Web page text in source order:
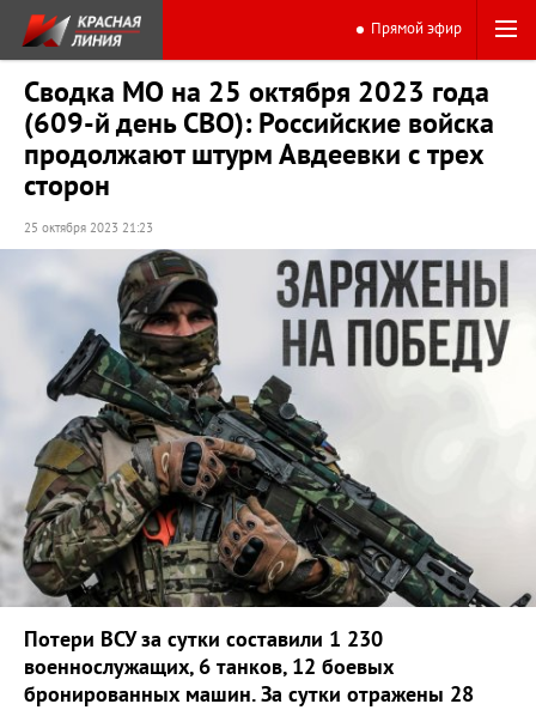
Прямой эфир
Сводка МО на 25 октября 2023 года
(609-й день СВО): Российские войска
продолжают штурм Авдеевки с трех
сторон
25 октября 2023 21:23
Потери ВСУ за сутки составили 1 230
военнослужащих, 6 танков, 12 боевых
бронированных машин. За сутки отражены 28